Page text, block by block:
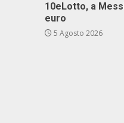
10eLotto, a
euro
5 Agosto 2026